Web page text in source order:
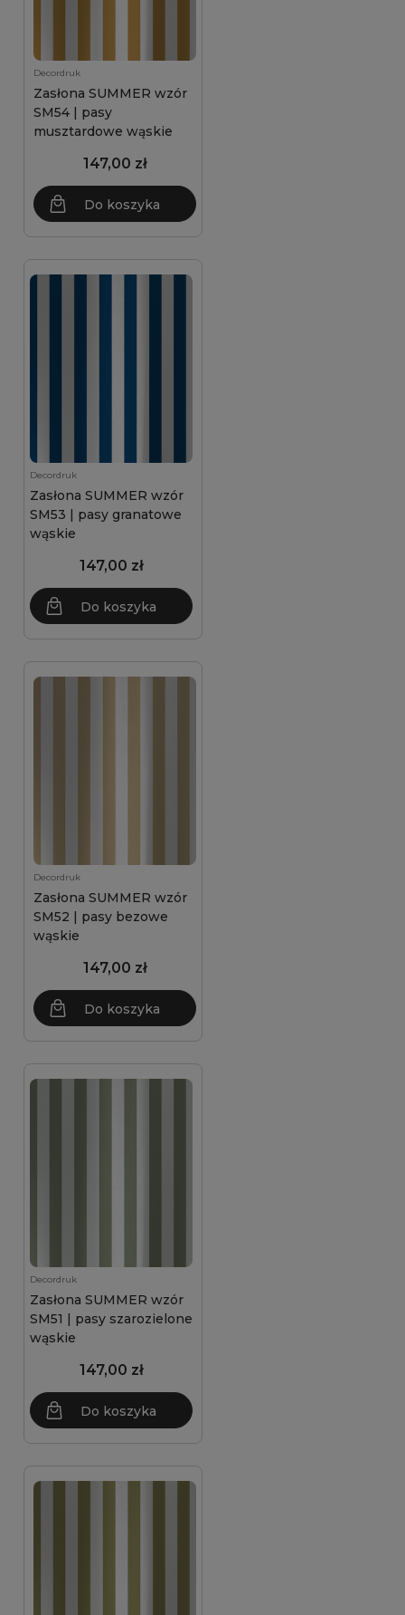
Decordruk
Zasłona SUMMER wzór
SM54 | pasy
musztardowe wąskie
147,00 zł
Do koszyka
Decordruk
Zasłona SUMMER wzór
SM53 | pasy granatowe
wąskie
147,00 zł
Do koszyka
Decordruk
Zasłona SUMMER wzór
SM52 | pasy bezowe
wąskie
147,00 zł
Do koszyka
Decordruk
Zasłona SUMMER wzór
SM51 | pasy szarozielone
wąskie
147,00 zł
Do koszyka